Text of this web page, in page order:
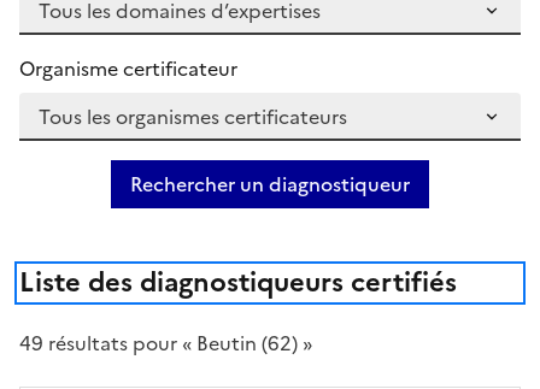
Organisme certificateur
Rechercher un diagnostiqueur
Liste des diagnostiqueurs certifiés
49 résultats pour « Beutin (62) »